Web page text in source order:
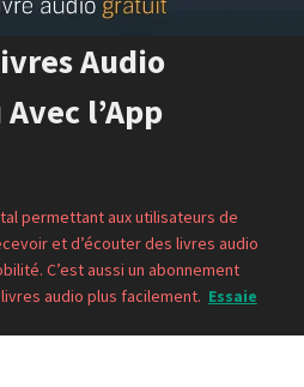
Audio
l’App
permettant aux utilisateurs de
et d’écouter des livres audio
C’est aussi un abonnement
audio plus facilement. Essaie